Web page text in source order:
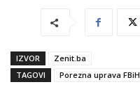
IZVOR
Zenit.ba
TAGOVI
Porezna uprava FBiH